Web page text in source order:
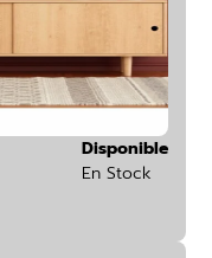
Disponible
En Stock